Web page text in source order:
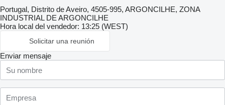
Portugal, Distrito de Aveiro, 4505-995, ARGONCILHE, ZONA
INDUSTRIAL DE ARGONCILHE
Hora local del vendedor: 13:25 (WEST)
Solicitar una reunión
Enviar mensaje